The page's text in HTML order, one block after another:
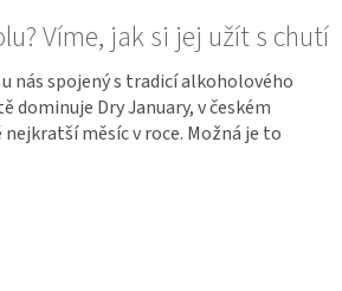
Víme, jak si jej užít s chutí
nás spojený s tradicí alkoholového
dominuje Dry January, v českém
měsíc v roce. Možná je to